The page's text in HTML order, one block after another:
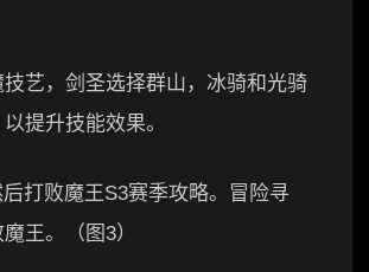
艺，剑圣选择群山，冰骑和光骑
提升技能效果。